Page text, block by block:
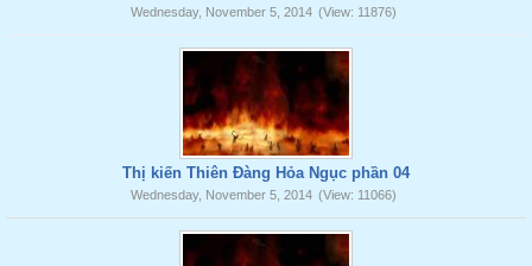
Wednesday, November 5, 2014 (View: 11876)
Thị kiến Thiên Đàng Hỏa Ngục phần 04
Wednesday, November 5, 2014 (View: 11066)